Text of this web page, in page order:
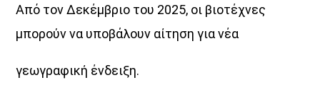
η μουσική παίρνει τον λόγο.
Ο Aegean Voice 107.5 συνεχίζει να σας κρατά συντροφιά
Από τον Δεκέμβριο του 2025, οι βιοτέχνες
μπορούν να υποβάλουν αίτηση για νέα
γεωγραφική ένδειξη.